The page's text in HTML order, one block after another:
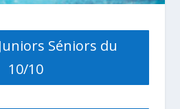
Séniors du
10/10